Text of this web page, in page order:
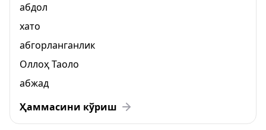
абдол
хато
абгорланганлик
Оллоҳ Таоло
абжад
Ҳаммасини кўриш